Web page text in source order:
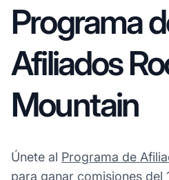
Programa
Afiliados
Mountain
Únete al Programa de
para ganar comisiones del